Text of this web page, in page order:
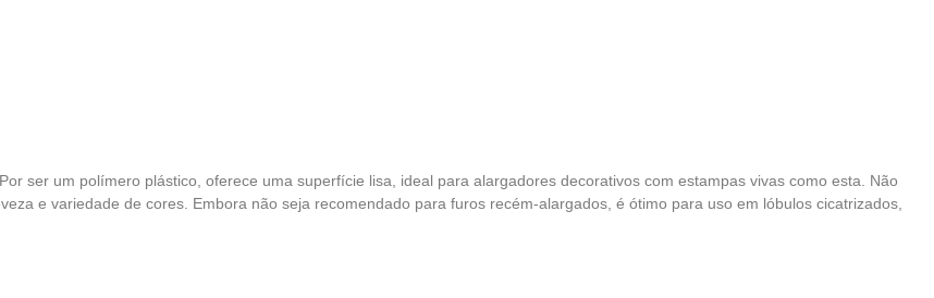
ser um polímero plástico, oferece uma superfície lisa, ideal para alargadores decorativos com estampas vivas como esta. Não
e variedade de cores. Embora não seja recomendado para furos recém-alargados, é ótimo para uso em lóbulos cicatrizados,